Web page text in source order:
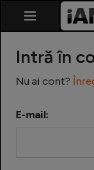
Intră în
Nu ai cont?
E-mail: